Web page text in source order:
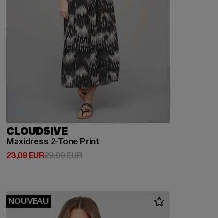
CLOUD5IVE
Maxidress 2-Tone Print
23,09 EUR
Prix courant: 23,09 EUR
29,99 EURPrix en promotion: 29,99 EUR
NOUVEAU